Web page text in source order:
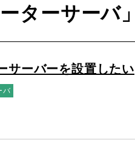
ーターサーバ
サーバーを設置したい
バ